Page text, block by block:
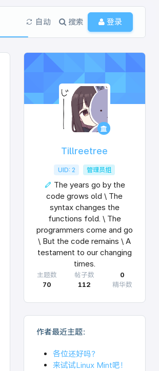
自动 搜索 登录
Tillreetree
UID: 2 管理员组
The years go by the
code grows old \ The
syntax changes the
functions fold. \ The
programmers come and go
\ But the code remains \ A
testament to our changing
times.
主题数
70
帖子数
112
0
精华数
作者最近主题：
各位还好吗？
来试试Linux Mint吧！